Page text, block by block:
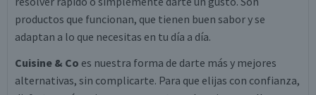
productos que funcionan, que tienen buen sabor y se
adaptan a lo que necesitas en tu día a día.
Cuisine & Co es nuestra forma de darte más y mejores
alternativas, sin complicarte. Para que elijas con confianza,